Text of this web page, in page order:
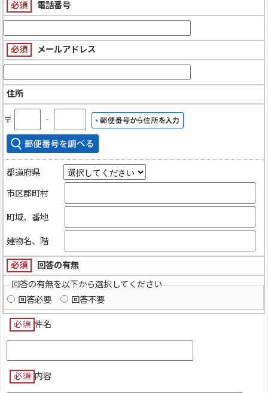
必須 電話番号
必須 メールアドレス
住所
〒 ‐
都道府県
市区郡町村
町域、番地
建物名、階
必須
回答の有無
回答の有無を以下から選択してください
回答必要
回答不要
必須 件名
必須 内容